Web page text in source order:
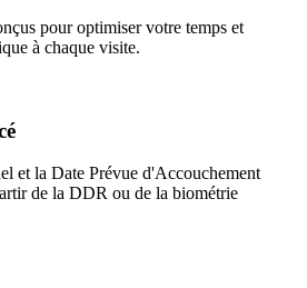
pour optimiser votre temps et
à chaque visite.
et la Date Prévue d'Accouchement
de la DDR ou de la biométrie